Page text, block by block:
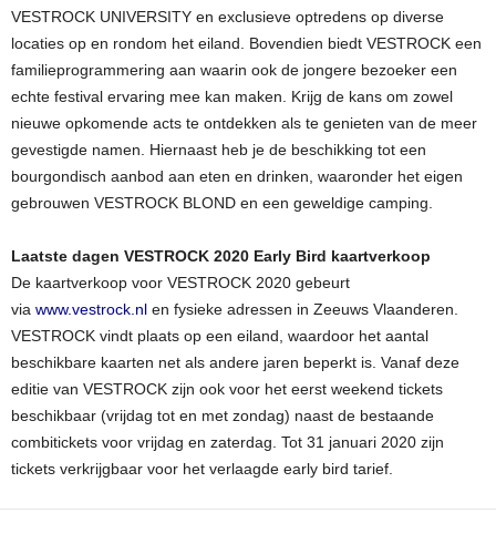
VESTROCK UNIVERSITY en exclusieve optredens op diverse
locaties op en rondom het eiland. Bovendien biedt VESTROCK een
familieprogrammering aan waarin ook de jongere bezoeker een
echte festival ervaring mee kan maken. Krijg de kans om zowel
nieuwe opkomende acts te ontdekken als te genieten van de meer
gevestigde namen. Hiernaast heb je de beschikking tot een
bourgondisch aanbod aan eten en drinken, waaronder het eigen
gebrouwen VESTROCK BLOND en een geweldige camping.
Laatste dagen VESTROCK 2020 Early Bird kaartverkoop
De kaartverkoop voor VESTROCK 2020 gebeurt
via www.vestrock.nl en fysieke adressen in Zeeuws Vlaanderen.
VESTROCK vindt plaats op een eiland, waardoor het aantal
beschikbare kaarten net als andere jaren beperkt is. Vanaf deze
editie van VESTROCK zijn ook voor het eerst weekend tickets
beschikbaar (vrijdag tot en met zondag) naast de bestaande
combitickets voor vrijdag en zaterdag. Tot 31 januari 2020 zijn
tickets verkrijgbaar voor het verlaagde early bird tarief.